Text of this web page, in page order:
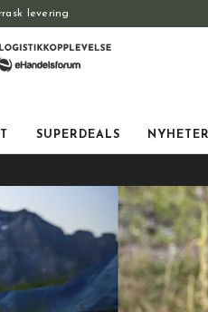
levering
SUPERDEALS NYHETER